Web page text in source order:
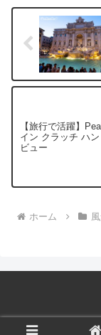
【旅行で活躍】
イン クラッチ ハ
ビュー
ホーム